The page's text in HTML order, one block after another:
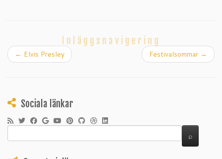
Inläggsnavigering
← Elvis Presley Festivalsommar →
Sociala länkar